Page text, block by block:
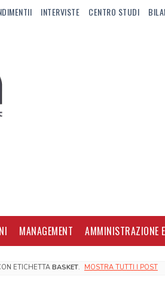
INTERVISTE CENTRO STUDI
MANAGEMENT AMMINISTRAZIONE
ETICHETTA BASKET. MOSTRA TUTTI I POST